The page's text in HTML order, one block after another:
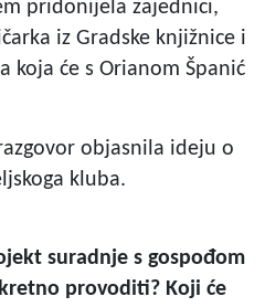
pridonijela zajednici,
iz Gradske knjižnice i
koja će s Orianom Španić
objasnila ideju o
kluba.
suradnje s gospođom
provoditi? Koji će